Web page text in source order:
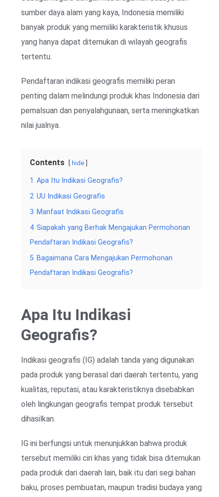
sumber daya alam yang kaya, Indonesia memiliki
banyak produk yang memiliki karakteristik khusus
yang hanya dapat ditemukan di wilayah geografis
tertentu.
Pendaftaran indikasi geografis memiliki peran
penting dalam melindungi produk khas Indonesia dari
pemalsuan dan penyalahgunaan, serta meningkatkan
nilai jualnya.
Contents hide
1 Apa Itu Indikasi Geografis?
2 UU Indikasi Geografis
3 Manfaat Indikasi Geografis
4 Siapakah yang Berhak Mengajukan Permohonan
Pendaftaran Indikasi Geografis?
5 Bagaimana Cara Mengajukan Permohonan
Pendaftaran Indikasi Geografis?
Apa Itu Indikasi
Geografis?
Indikasi geografis (IG) adalah tanda yang digunakan
pada produk yang berasal dari daerah tertentu, yang
kualitas, reputasi, atau karakteristiknya disebabkan
oleh lingkungan geografis tempat produk tersebut
dihasilkan.
IG ini berfungsi untuk menunjukkan bahwa produk
tersebut memiliki ciri khas yang tidak bisa ditemukan
pada produk dari daerah lain, baik itu dari segi bahan
baku, proses pembuatan, maupun tradisi budaya yang